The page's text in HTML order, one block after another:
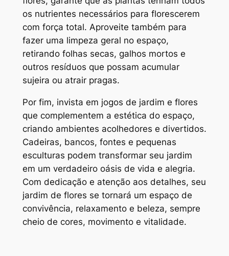
os nutrientes necessários para florescerem
com força total. Aproveite também para
fazer uma limpeza geral no espaço,
retirando folhas secas, galhos mortos e
outros resíduos que possam acumular
sujeira ou atrair pragas.
Por fim, invista em jogos de jardim e flores
que complementem a estética do espaço,
criando ambientes acolhedores e divertidos.
Cadeiras, bancos, fontes e pequenas
esculturas podem transformar seu jardim
em um verdadeiro oásis de vida e alegria.
Com dedicação e atenção aos detalhes, seu
jardim de flores se tornará um espaço de
convivência, relaxamento e beleza, sempre
cheio de cores, movimento e vitalidade.